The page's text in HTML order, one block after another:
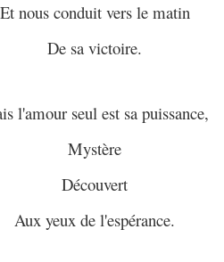
Et nous conduit vers le matin
De sa victoire.
l'amour seul est sa puissance,
Mystère
Découvert
Aux yeux de l'espérance.